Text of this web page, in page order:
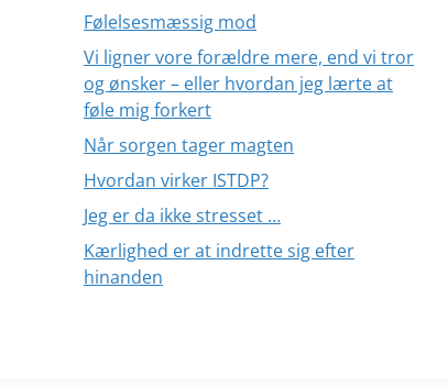
Følelsesmæssig mod
Vi ligner vore forældre mere, end vi tror
og ønsker – eller hvordan jeg lærte at
føle mig forkert
Når sorgen tager magten
Hvordan virker ISTDP?
Jeg er da ikke stresset …
Kærlighed er at indrette sig efter
hinanden